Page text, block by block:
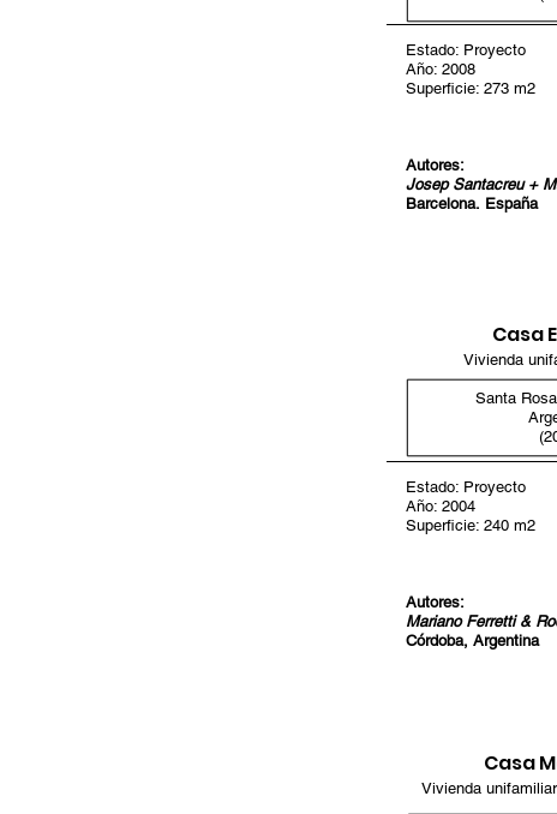
Estado: Proyecto
Año: 2008
Superficie: 273 m2
Autores:
Josep Santacreu +
Barcelona. España
Estado: Proyecto
Año: 2004
Superficie: 240 m2
Autores:
Mariano Ferretti &
Córdoba, Argentina
Casa
Vivienda
Santa
Casa
Vivienda